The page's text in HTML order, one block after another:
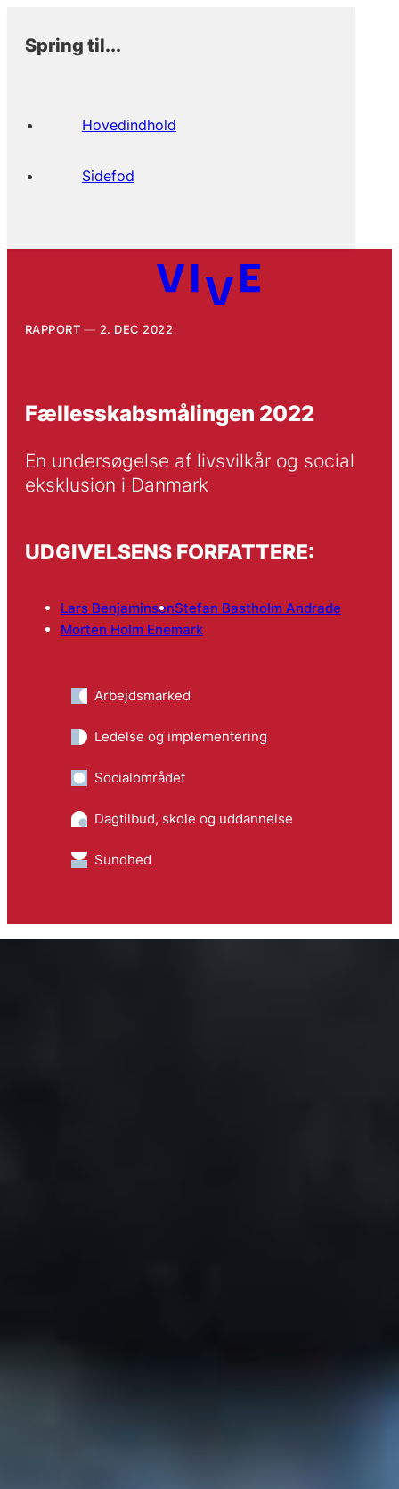
Spring til...
Hovedindhold
Sidefod
RAPPORT 2. DEC 2022
Fællesskabsmålingen 2022
En undersøgelse af livsvilkår og social
eksklusion i Danmark
UDGIVELSENS FORFATTERE:
Lars BenjaminsenStefan Bastholm Andrade
Morten Holm Enemark
Arbejdsmarked
Ledelse og implementering
Socialområdet
Dagtilbud, skole og uddannelse
Sundhed